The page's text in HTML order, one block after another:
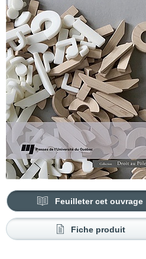
Feuilleter cet ouvrage
Fiche produit